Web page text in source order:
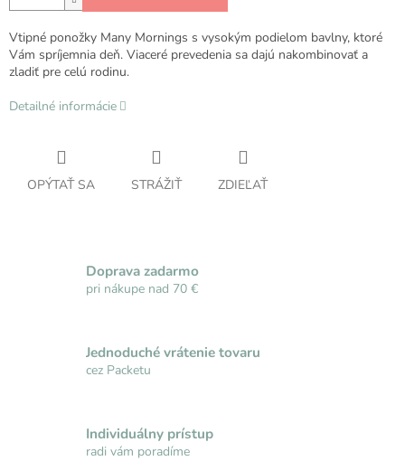
Vtipné ponožky Many Mornings s vysokým podielom bavlny, ktoré
Vám spríjemnia deň. Viaceré prevedenia sa dajú nakombinovať a
zladiť pre celú rodinu.
Detailné informácie
OPÝTAŤ SA STRÁŽIŤ ZDIEĽAŤ
Doprava zadarmo
pri nákupe nad 70 €
Jednoduché vrátenie tovaru
cez Packetu
Individuálny prístup
radi vám poradíme